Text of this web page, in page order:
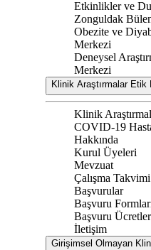
Etkinlikler ve
Zonguldak
Obezite ve
Merkezi
Deneysel
Merkezi
Klinik Araştırmalar Etik
Klinik
COVID-19
Hakkında
Kurul Üyeleri
Mevzuat
Çalışma Takvimi
Başvurular
Başvuru
Başvuru
İletişim
Girişimsel Olmayan